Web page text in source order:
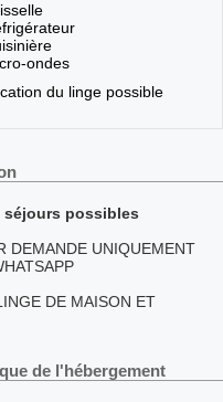
ondes
du linge possible
séjours possibles
DEMANDE UNIQUEMENT
DE MAISON ET
de l'hébergement